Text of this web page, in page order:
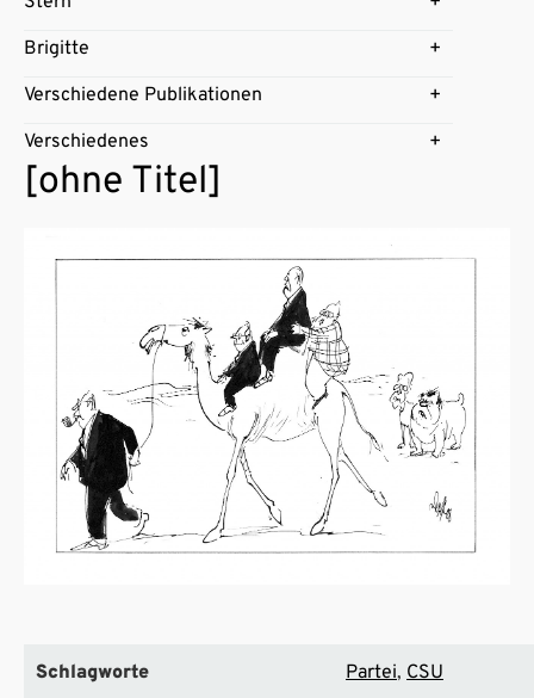
Brigitte
Verschiedene Publikationen
Verschiedenes
[ohne Titel]
Schlagworte Partei CSU